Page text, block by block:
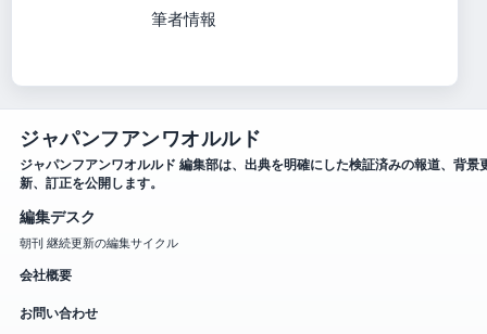
筆者情報
ジャパンフアンワオルルド
ジャパンフアンワオルルド 編集部は、出典を明確にした検証済みの報道、背景
新、訂正を公開します。
編集デスク
朝刊 継続更新の編集サイクル
会社概要
お問い合わせ